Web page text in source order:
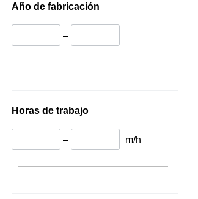
Año de fabricación
–
Horas de trabajo
– m/h